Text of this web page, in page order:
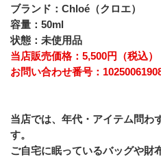
ブランド：Chloé（クロエ）
容量：50ml
状態：未使用品
当店販売価格：5,500円（税込）
お問い合わせ番号：
当店では、年代・アイテム問わ
す。
ご自宅に眠っているバッグや財